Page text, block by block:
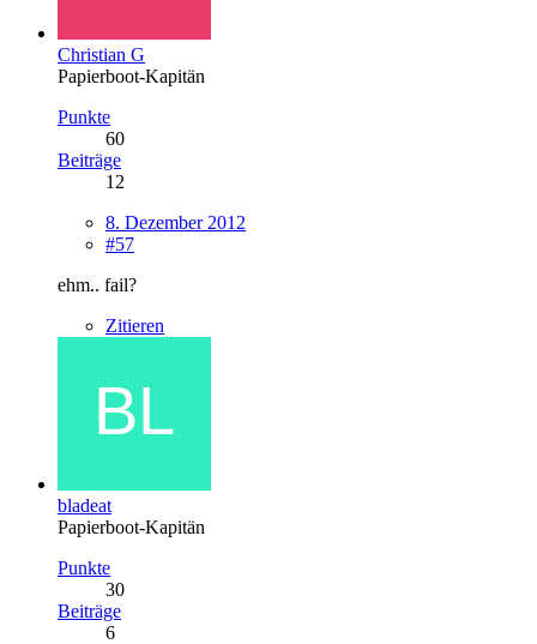
Christian G
Papierboot-Kapitän
Punkte
60
Beiträge
12
8. Dezember 2012
#57
ehm.. fail?
Zitieren
bladeat
Papierboot-Kapitän
Punkte
30
Beiträge
6